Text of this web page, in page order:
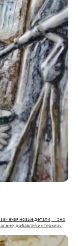
новые детали, — оно
добавляя интерьеру